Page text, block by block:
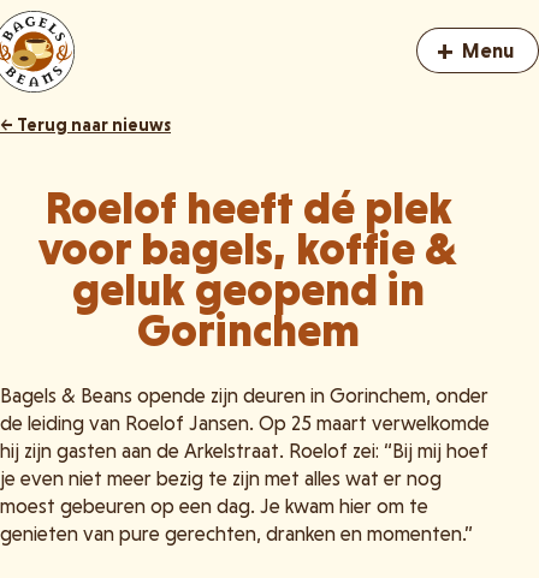
+ Menu
← Terug naar nieuws
Roelof heeft dé plek
voor bagels, koffie &
geluk geopend in
Gorinchem
Bagels & Beans opende zijn deuren in Gorinchem, onder
de leiding van Roelof Jansen. Op 25 maart verwelkomde
hij zijn gasten aan de Arkelstraat. Roelof zei: “Bij mij hoef
je even niet meer bezig te zijn met alles wat er nog
moest gebeuren op een dag. Je kwam hier om te
genieten van pure gerechten, dranken en momenten.”